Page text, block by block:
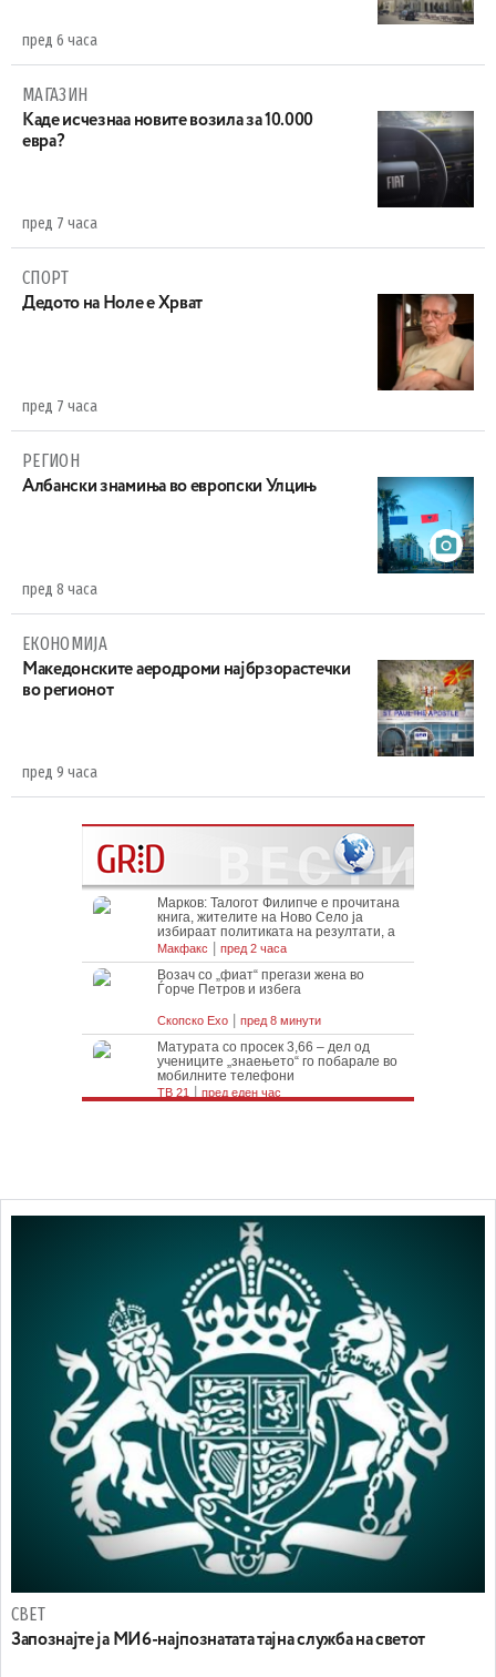
пред 6 часа
МАГАЗИН
Каде исчезнаа новите возила за 10.000
евра?
пред 7 часа
СПОРТ
Дедото на Ноле е Хрват
пред 7 часа
РЕГИОН
Aлбански знамиња во европски Улцињ
пред 8 часа
ЕКОНОМИЈА
Maкедонските аеродроми најбрзорастечки
во регионот
пред 9 часа
СВЕТ
Запознајте ја МИ6-најпознатата тајна служба на светот